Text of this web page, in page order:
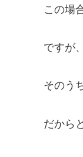
この場
ですが
そのう
だから